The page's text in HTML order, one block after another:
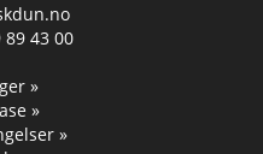
89 43 00
»
»
»